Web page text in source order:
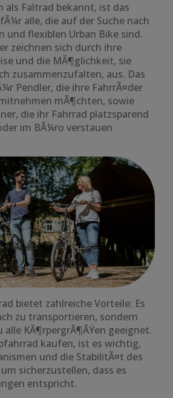
als Faltrad bekannt, ist das
alle, die auf der Suche nach
und flexiblen Urban Bike sind.
zeichnen sich durch ihre
und die MÃ¶glichkeit, sie
zusammenzufalten, aus. Das
Pendler, die ihre FahrrÃ¤der
mÃ¶chten, sowie
die ihr Fahrrad platzsparend
im BÃ¼ro verstauen
bietet zahlreiche Vorteile: Es
zu transportieren, sondern
KÃ¶rpergrÃ¶ÃŸen geeignet.
kaufen, ist es wichtig,
und die StabilitÃ¤t des
sicherzustellen, dass es
entspricht.